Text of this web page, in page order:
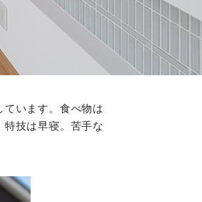
います。食べ物は
技は早寝。苦手な